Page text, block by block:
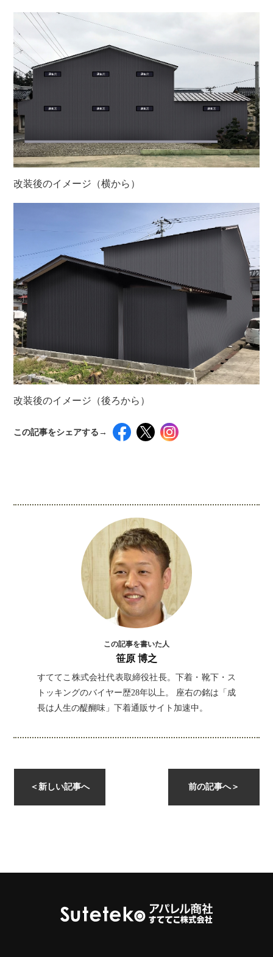
改装後のイメージ（横から）
改装後のイメージ（後ろから）
この記事をシェアする→
この記事を書いた人
笹原 博之
すててこ株式会社代表取締役社長。下着・靴下・ス
トッキングのバイヤー歴28年以上。 座右の銘は「成
長は人生の醍醐味」下着通販サイト加速中。
前の記事へ＞
＜ 新しい記事へ